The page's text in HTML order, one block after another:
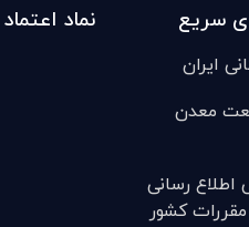
سریع
ایران
معدن
اطلاع رسانی
کشور
نماد اعتماد